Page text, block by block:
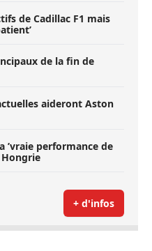
de Cadillac F1 mais
de la fin de
aideront Aston
’vraie performance de
+ d'infos